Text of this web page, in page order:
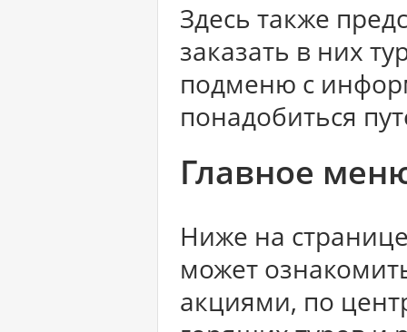
Здесь также
заказать в них
подменю с
понадобиться
Главное
Ниже на
может
акциями, по